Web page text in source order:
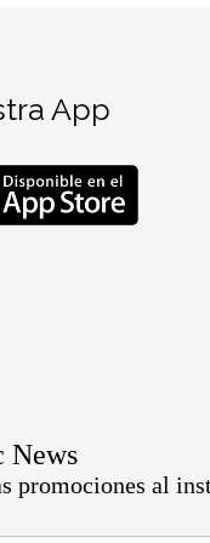
App
News
promociones al